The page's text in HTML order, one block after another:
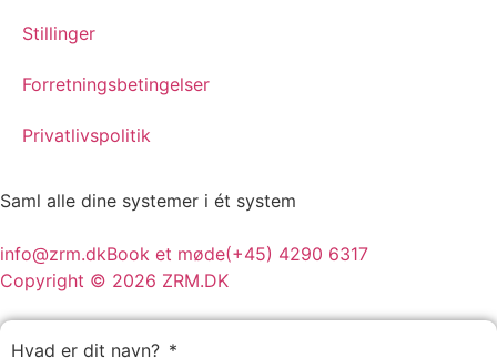
Stillinger
Forretningsbetingelser
Privatlivspolitik
Saml alle dine systemer i ét system
info@zrm.dkBook et møde(+45) 4290 6317
Copyright © 2026 ZRM.DK
Hvad er dit navn?